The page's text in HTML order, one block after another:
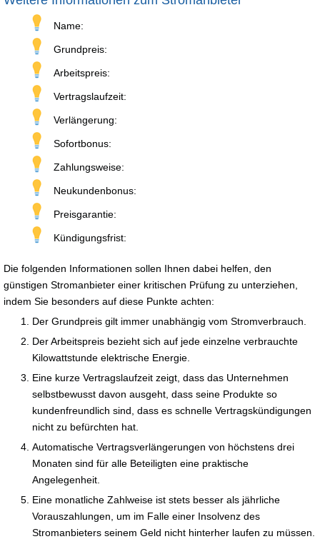
Name:
Grundpreis:
Arbeitspreis:
Vertragslaufzeit:
Verlängerung:
Sofortbonus:
Zahlungsweise:
Neukundenbonus:
Preisgarantie:
Kündigungsfrist:
Die folgenden Informationen sollen Ihnen dabei helfen, den
günstigen Stromanbieter einer kritischen Prüfung zu unterziehen,
indem Sie besonders auf diese Punkte achten:
Der Grundpreis gilt immer unabhängig vom Stromverbrauch.
Der Arbeitspreis bezieht sich auf jede einzelne verbrauchte
Kilowattstunde elektrische Energie.
Eine kurze Vertragslaufzeit zeigt, dass das Unternehmen
selbstbewusst davon ausgeht, dass seine Produkte so
kundenfreundlich sind, dass es schnelle Vertragskündigungen
nicht zu befürchten hat.
Automatische Vertragsverlängerungen von höchstens drei
Monaten sind für alle Beteiligten eine praktische
Angelegenheit.
Eine monatliche Zahlweise ist stets besser als jährliche
Vorauszahlungen, um im Falle einer Insolvenz des
Stromanbieters seinem Geld nicht hinterher laufen zu müssen.